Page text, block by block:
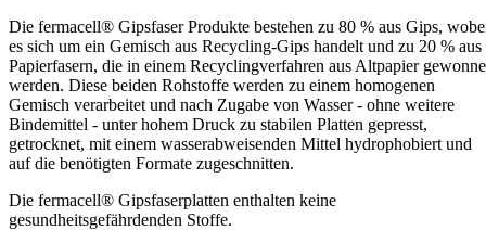
Die fermacell® Gipsfaser Produkte bestehen zu 80 % aus Gips,
es sich um ein Gemisch aus Recycling-Gips handelt und zu 20 % aus
Papierfasern, die in einem Recyclingverfahren aus Altpapier
werden. Diese beiden Rohstoffe werden zu einem homogenen
Gemisch verarbeitet und nach Zugabe von Wasser - ohne weitere
Bindemittel - unter hohem Druck zu stabilen Platten gepresst,
getrocknet, mit einem wasserabweisenden Mittel hydrophobiert und
auf die benötigten Formate zugeschnitten.
Die fermacell® Gipsfaserplatten enthalten keine
gesundheitsgefährdenden Stoffe.